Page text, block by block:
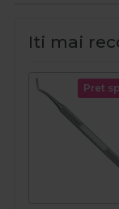
Iti mai
Pret